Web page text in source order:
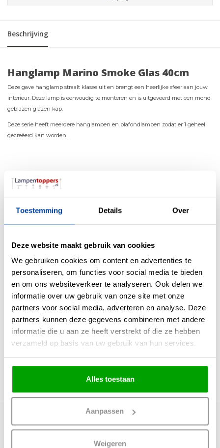
Toestemming Details Over
Deze website maakt gebruik van cookies
We gebruiken cookies om content en advertenties te
personaliseren, om functies voor social media te bieden
en om ons websiteverkeer te analyseren. Ook delen we
informatie over uw gebruik van onze site met onze
partners voor social media, adverteren en analyse. Deze
partners kunnen deze gegevens combineren met andere
informatie die u aan ze heeft verstrekt of die ze hebben
verzameld op basis van uw gebruik van hun services.
Alles toestaan
Aanpassen
Weigeren
Beschrijving
Hanglamp Marino Smoke Glas 40cm
Deze gave hanglamp straalt klasse uit en brengt een heerlijke sfeer aan jouw
interieur. Deze lamp is eenvoudig te monteren en is uitgevoerd met een mond
geblazen glazen kap.
Deze serie heeft meerdere hanglampen en plafondlampen zodat er 1 geheel
gecreëerd kan worden.
Kleur
Incl. lichtbron Nee
Energielabel
Lichtsterkte 0
IP waarde IP20
Dimbaar Ja
Nee
Bestel direct je lichtbron of
accessoire mee: